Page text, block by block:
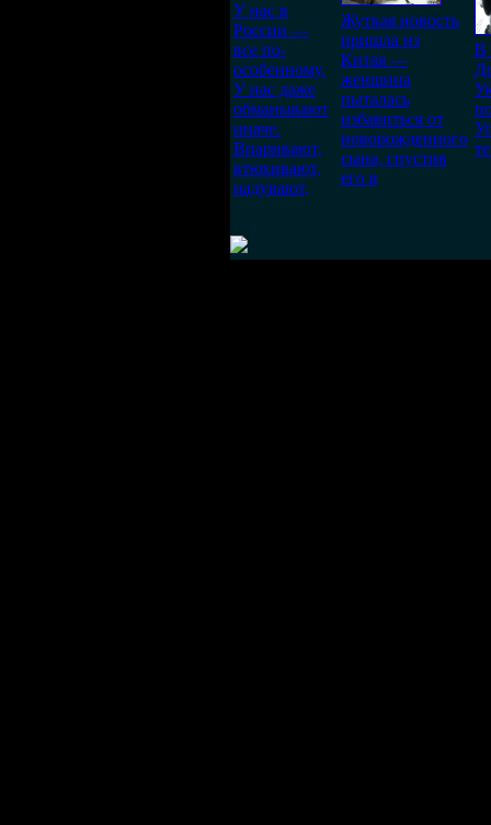
У нас в
России —
все по-
особенному.
У нас даже
обманывают
иначе.
Впаривают,
втюхивают,
надувают,
Жуткая новость
пришла из
Китая —
женщина
пыталась
избавиться от
новорожденного
сына, спустив
его в
В